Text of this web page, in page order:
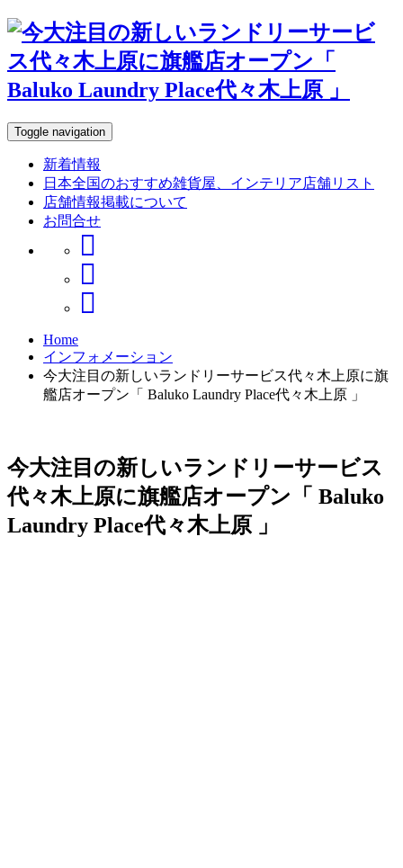
Toggle navigation
新着情報
日本全国のおすすめ雑貨屋、インテリア店舗リスト
店舗情報掲載について
お問合せ
Home
インフォメーション
今大注目の新しいランドリーサービス代々木上原に旗
艦店オープン「 Baluko Laundry Place代々木上原 」
今大注目の新しいランドリーサービス
代々木上原に旗艦店オープン「 Baluko
Laundry Place代々木上原 」